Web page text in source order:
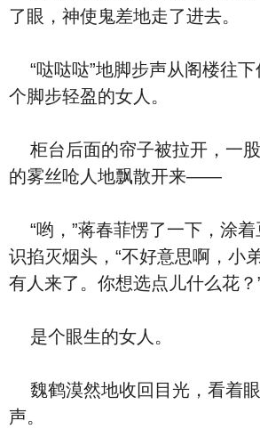
了眼，神使鬼差地走了进去。
“哒哒哒”地脚步声从阁楼往下
个脚步轻盈的女人。
柜台后面的帘子被拉开，一
的雾丝呛人地飘散开来——
“哟，”蒋春菲愣了一下，涂
识掐灭烟头，“不好意思啊，小
有人来了。你想选点儿什么花？
是个眼生的女人。
魏鹤漠然地收回目光，看着
声。